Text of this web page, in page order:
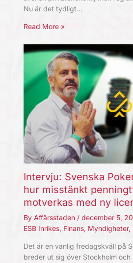
Nu är det tydligt…
Read More »
Intervju: Svenska
hur misstänkt
motverkas med ny
By Affärsstaden / december 5,
ESB Inrikes, Finans, Myndigheter,
Det är en vanlig fredagskväll på
breder ut sig över Stockholm och